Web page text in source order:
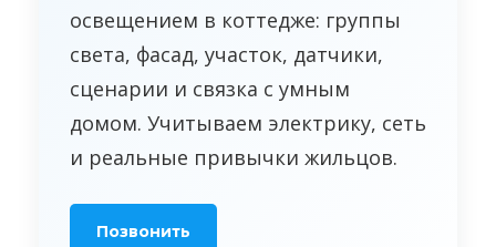
освещением в коттедже: группы
света, фасад, участок, датчики,
сценарии и связка с умным
домом. Учитываем электрику, сеть
и реальные привычки жильцов.
Позвонить